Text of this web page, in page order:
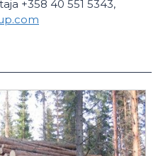
+358 40 551 5343,